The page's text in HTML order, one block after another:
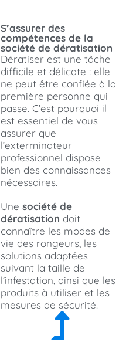
S’assurer des
compétences de la
société de dératisation
Dératiser est une tâche
difficile et délicate : elle
ne peut être confiée à la
première personne qui
passe. C’est pourquoi il
est essentiel de vous
assurer que
l’exterminateur
professionnel dispose
bien des connaissances
nécessaires.
Une société de
dératisation doit
connaître les modes de
vie des rongeurs, les
solutions adaptées
suivant la taille de
l’infestation, ainsi que les
produits à utiliser et les
mesures de sécurité.